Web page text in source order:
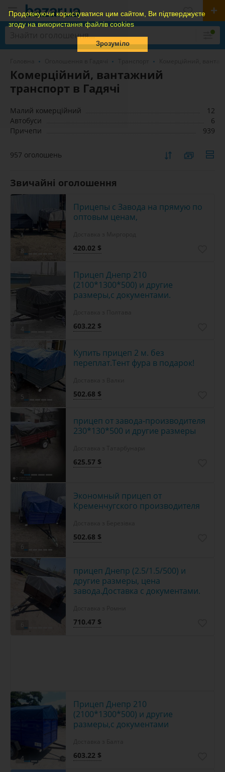
Продовжуючи користуватися цим сайтом, Ви підтверджуєте
згоду на використання файлів cookies
Зрозуміло
Комерційний, вантажний
транспорт в Гадячі
Малий комерційний
12
Автобуси
6
Причепи
939
957 оголошень
Звичайні оголошення
8
Прицепы с Завода на прямую по
оптовым ценам,
420.02 $
Прицеп Днепр 210
(2100*1300*500) и другие
размеры,с документами.
603.22 $
5
Купить прицеп 2 м. без
переплат.Тент фура в подарок!
502.68 $
4
прицеп от завода-производителя
230*130*500 и другие размеры
625.57 $
6
Экономный прицеп от
Кременчугского производителя
502.68 $
прицеп Днепр (2.5/1.5/500) и
другие размеры, цена
завода.Доставка с документами.
710.47 $
4
Прицеп Днепр 210
(2100*1300*500) и другие
размеры,с документами
603.22 $